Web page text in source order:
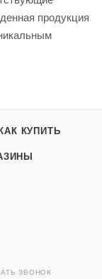
продукция
КАК КУПИТЬ
ЗВОНОК